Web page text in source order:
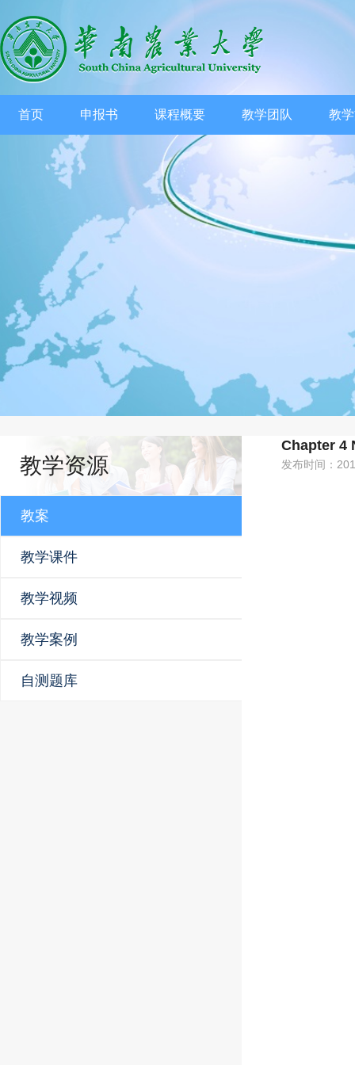
首页 申报书 课程概要 教学团队 教
教学资源
教案
教学课件
教学视频
教学案例
自测题库
Chapter 4
发布时间：